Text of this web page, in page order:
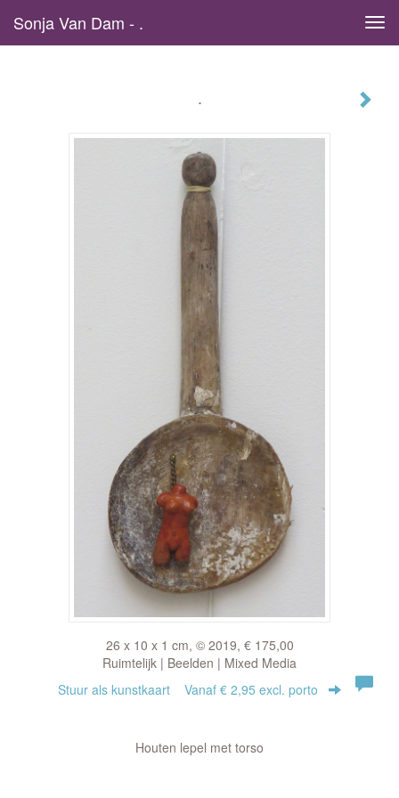
Sonja Van Dam - .
.
26 x 10 x 1 cm, © 2019, € 175,00
Ruimtelijk | Beelden | Mixed Media
Stuur als kunstkaart Vanaf € 2,95 excl. porto
Houten lepel met torso